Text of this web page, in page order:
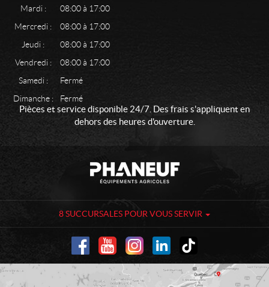
Mardi :
08:00 à 17:00
Mercredi :
08:00 à 17:00
Jeudi :
08:00 à 17:00
Vendredi :
08:00 à 17:00
Samedi :
Fermé
Dimanche :
Fermé
Pièces et service disponible 24/7. Des frais s'appliquent en
dehors des heures d'ouverture.
t
c
n
u
É
q
8 SUCCURSALES POUR VOUS SERVIR